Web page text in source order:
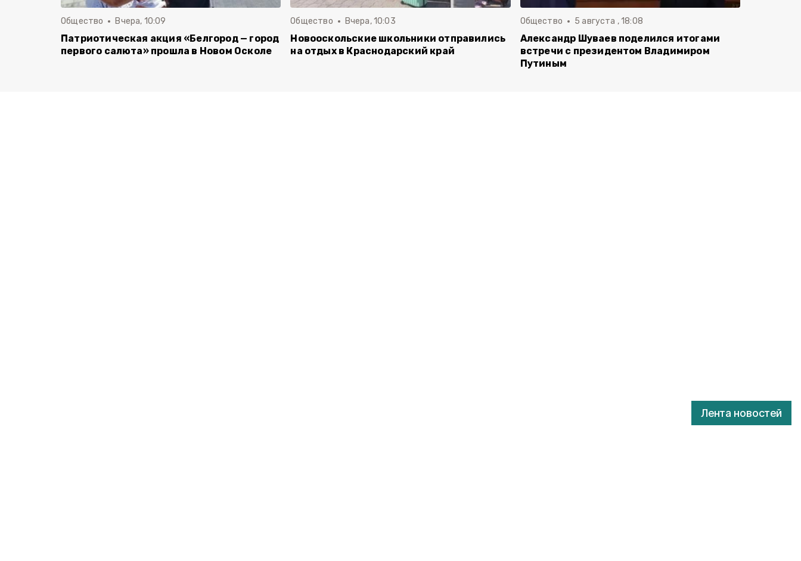
Лента новостей
Общество Вчера, 10:09
Патриотическая акция «Белгород — город
первого салюта» прошла в Новом Осколе
Общество Вчера, 10:03
Новооскольские школьники отправились
на отдых в Краснодарский край
Общество 5 августа , 18:08
Александр Шуваев поделился итогами
встречи с президентом Владимиром
Путиным